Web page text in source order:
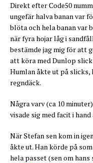
Direkt efter Code50
ungefär halva banan var
blöta och hela banan var
när fyra hojar låg i
bestämde jag mig för att
att köra med Dunlop
Humlan åkte ut på
regndäck.
Några varv (ca 10
visade sig med facit i
När Stefan sen kom in
åkte ut. Han körde på
hela passet (sen om